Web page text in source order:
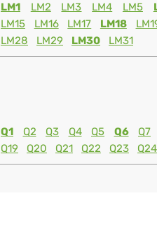
LM1 LM2 LM3 LM4 LM5
LM15
LM16 LM17 LM18
LM28
LM29 LM30 LM31
Q1 Q2 Q3 Q4 Q5 Q6 Q7
Q19
Q20 Q21 Q22 Q23 Q24